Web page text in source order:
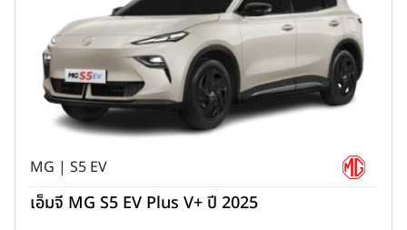
MG | S5 EV
เอ็มจี MG S5 EV Plus V+ ปี 2025